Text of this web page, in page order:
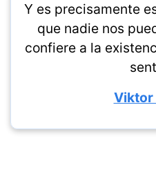
Y es precisamente
que nadie nos
confiere a la
Viktor